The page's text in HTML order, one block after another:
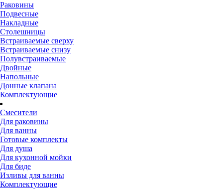
Раковины
Подвесные
Накладные
Столешницы
Встраиваемые сверху
Встраиваемые снизу
Полувстраиваемые
Двойные
Напольные
Донные клапана
Комплектующие
Смесители
Для раковины
Для ванны
Готовые комплекты
Для душа
Для кухонной мойки
Для биде
Изливы для ванны
Комплектующие